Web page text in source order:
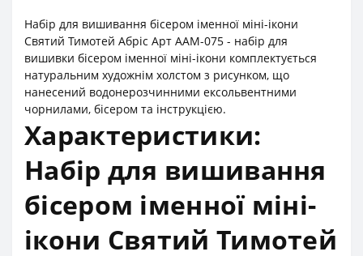
Набір для вишивання бісером іменної міні-ікони
Святий Тимотей Абріс Арт ААМ-075 - набір для
вишивки бісером іменної міні-ікони комплектується
натуральним художнім холстом з рисунком, що
нанесений водонерозчинними ексольвентними
чорнилами, бісером та інструкцією.
Характеристики:
Набір для вишивання
бісером іменної міні-
ікони Святий Тимотей